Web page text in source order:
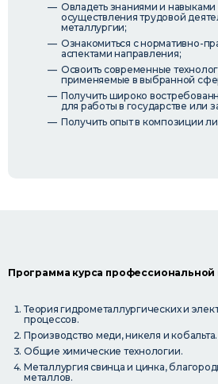
Овладеть знаниями и навыками
осуществления трудовой
металлургии;
Ознакомиться с нормативно-
аспектами направления;
Освоить современные
применяемые в выбранной
Получить широко
для работы в государстве или
Получить опыт в композиции
Программа курса профессиональной
Теория гидрометаллургических и
процессов.
Производство меди, никеля и кобальта.
Общие химические технологии.
Металлургия свинца и цинка,
металлов.